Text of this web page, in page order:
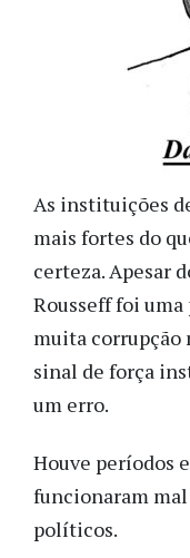
As instituições
mais fortes do
certeza. Apesar
Rousseff foi
muita corrupção
sinal de força
um erro.
Houve períodos
funcionaram mal
políticos.